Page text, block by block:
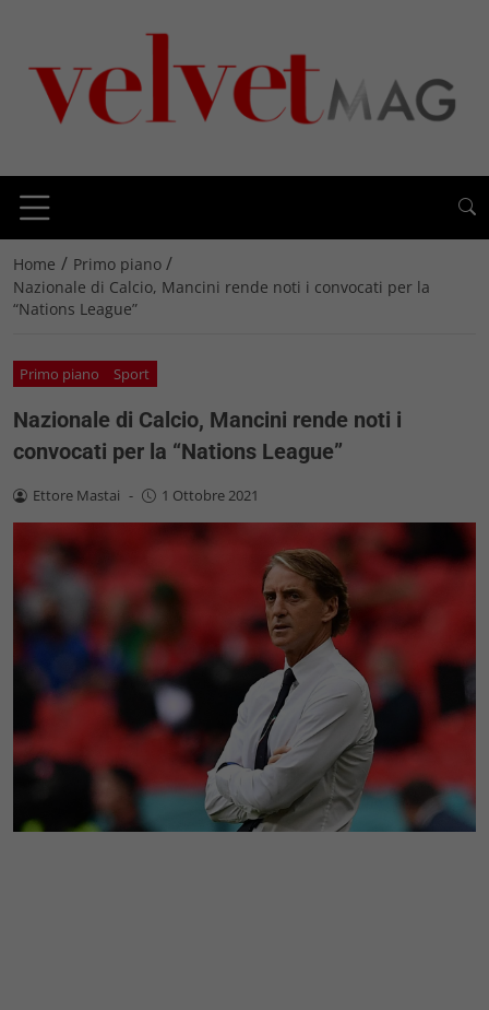
Home / Primo piano /
Nazionale di Calcio, Mancini rende noti i convocati per la
“Nations League”
Primo piano Sport
Nazionale di Calcio, Mancini rende noti i
convocati per la “Nations League”
Ettore Mastai - 1 Ottobre 2021